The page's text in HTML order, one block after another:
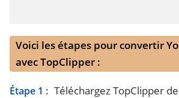
Voici les étapes pour convertir
avec TopClipper :
Étape 1 : Téléchargez TopClipper